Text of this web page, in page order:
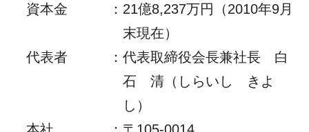
資本金
： 21億8,237万円（2010年9月
末現在）
代表者
： 代表取締役会長兼社長 白
石 清（しらいし きよ
し）